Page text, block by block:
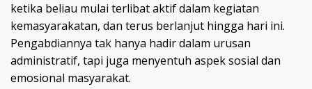
ketika beliau mulai terlibat aktif dalam kegiatan
kemasyarakatan, dan terus berlanjut hingga hari ini.
Pengabdiannya tak hanya hadir dalam urusan
administratif, tapi juga menyentuh aspek sosial dan
emosional masyarakat.